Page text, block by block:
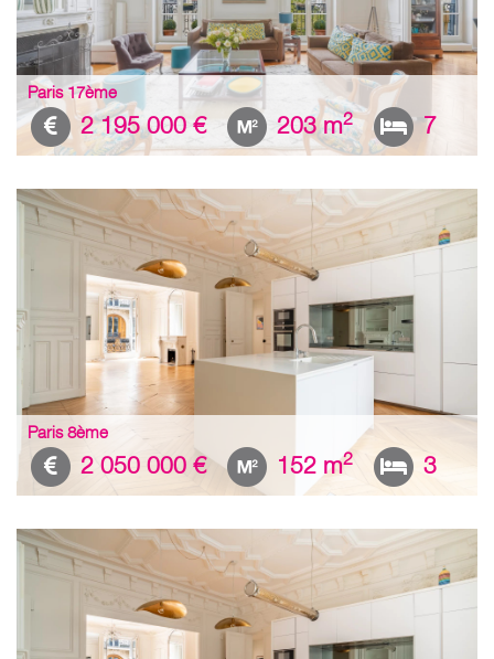
Paris 17ème
2 195 000 € 203 m2 7
Paris 8ème
2 050 000 € 152 m2 3